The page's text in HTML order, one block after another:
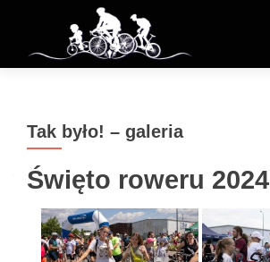
Tak było! – galeria
Święto roweru 2024